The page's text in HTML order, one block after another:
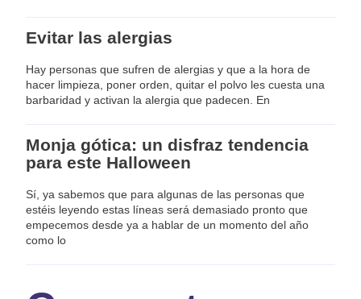
Evitar las alergias
Hay personas que sufren de alergias y que a la hora de
hacer limpieza, poner orden, quitar el polvo les cuesta una
barbaridad y activan la alergia que padecen. En
Monja gótica: un disfraz tendencia
para este Halloween
Sí, ya sabemos que para algunas de las personas que
estéis leyendo estas líneas será demasiado pronto que
empecemos desde ya a hablar de un momento del año
como lo